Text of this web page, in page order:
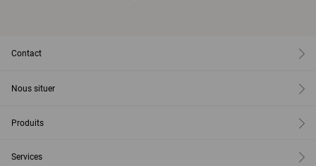
Contact
Nous situer
Produits
Services